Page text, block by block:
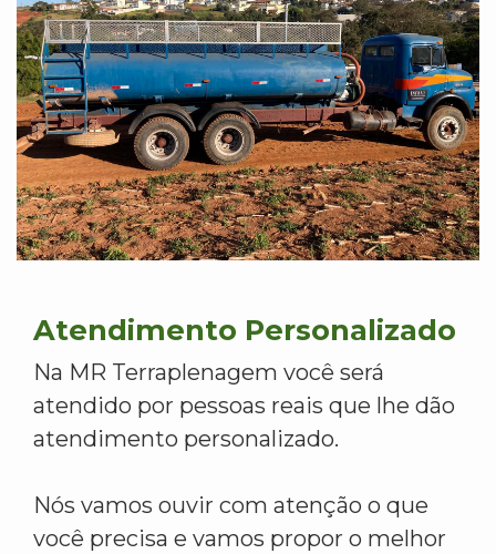
Atendimento Personalizado
Na MR Terraplenagem você será
atendido por pessoas reais que lhe dão
atendimento personalizado.
Nós vamos ouvir com atenção o que
você precisa e vamos propor o melhor